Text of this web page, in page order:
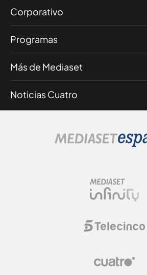
Corporativo
Programas
Más de Mediaset
Noticias Cuatro